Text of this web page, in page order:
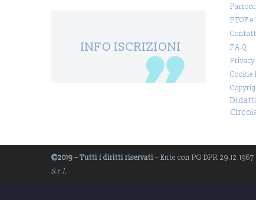
INFO ISCRIZIONI
PTOF e
F.A.Q.
Cookie
©2019 – Tutti i diritti riservati – Ente con PG DPR
S.r.l.